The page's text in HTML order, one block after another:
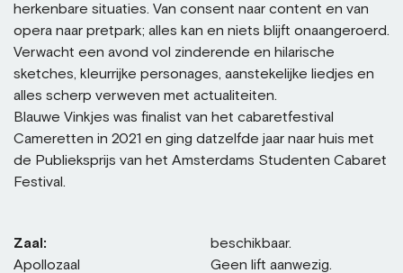
herkenbare situaties. Van consent naar content en van
opera naar pretpark; alles kan en niets blijft onaangeroerd.
Verwacht een avond vol zinderende en hilarische
sketches, kleurrijke personages, aanstekelijke liedjes en
alles scherp verweven met actualiteiten.
Blauwe Vinkjes was finalist van het cabaretfestival
Cameretten in 2021 en ging datzelfde jaar naar huis met
de Publieksprijs van het Amsterdams Studenten Cabaret
Festival.
Zaal:
Apollozaal
beschikbaar.
Geen lift aanwezig.